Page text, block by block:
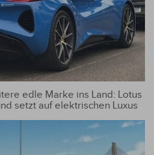
edle Marke ins Land: Lotus
setzt auf elektrischen Luxus